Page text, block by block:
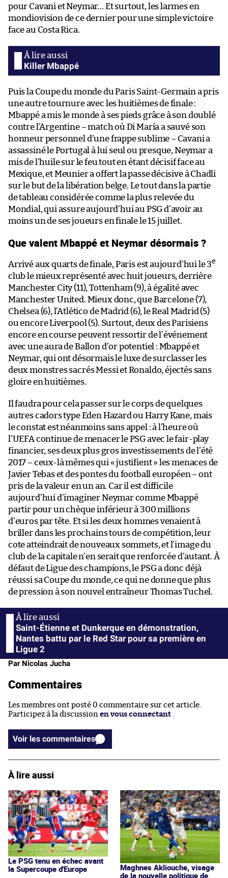
pour Cavani et Neymar… Et surtout, les larmes en
mondiovision de ce dernier pour une simple victoire
face au Costa Rica.
Killer Mbappé
Puis la Coupe du monde du Paris Saint-Germain a pris
une autre tournure avec les huitièmes de finale :
Mbappé a mis le monde à ses pieds grâce à son doublé
contre l’Argentine – match où Di María a sauvé son
honneur personnel d’une frappe sublime – Cavani a
assassiné le Portugal à lui seul ou presque, Neymar a
mis de l’huile sur le feu tout en étant décisif face au
Mexique, et Meunier a offert la passe décisive à Chadli
sur le but de la libération belge. Le tout dans la partie
de tableau considérée comme la plus relevée du
Mondial, qui assure aujourd’hui au PSG d’avoir au
moins un de ses joueurs en finale le 15 juillet.
Que valent Mbappé et Neymar désormais ?
Arrivé aux quarts de finale, Paris est aujourd’hui le 3e
club le mieux représenté avec huit joueurs, derrière
Manchester City (11), Tottenham (9), à égalité avec
Manchester United. Mieux donc, que Barcelone (7),
Chelsea (6), l’Atlético de Madrid (6), le Real Madrid (5)
ou encore Liverpool (5). Surtout, deux des Parisiens
encore en course peuvent ressortir de l’événement
avec une aura de Ballon d’or potentiel : Mbappé et
Neymar, qui ont désormais le luxe de surclasser les
deux monstres sacrés Messi et Ronaldo, éjectés sans
gloire en huitièmes.
Il faudra pour cela passer sur le corps de quelques
autres cadors type Eden Hazard ou Harry Kane, mais
le constat est néanmoins sans appel : à l’heure où
l’UEFA continue de menacer le PSG avec le fair-play
financier, ses deux plus gros investissements de l’été
2017 – ceux-là mêmes qui « justifient » les menaces de
Javier Tebas et des pontes du football européen – ont
pris de la valeur en un an. Car il est difficile
aujourd’hui d’imaginer Neymar comme Mbappé
partir pour un chèque inférieur à 300 millions
d’euros par tête. Et si les deux hommes venaient à
briller dans les prochains tours de compétition, leur
cote atteindrait de nouveaux sommets, et l’image du
club de la capitale n’en serait que renforcée d’autant. À
défaut de Ligue des champions, le PSG a donc déjà
réussi sa Coupe du monde, ce qui ne donne que plus
de pression à son nouvel entraîneur Thomas Tuchel.
Saint-Étienne et Dunkerque en démonstration,
Nantes battu par le Red Star pour sa première en
Ligue 2
Par Nicolas Jucha
Commentaires
Les membres ont posté 0 commentaire sur cet article.
Participez à la discussion en vous connectant .
Voir les commentaires
À lire aussi
Le PSG tenu en échec avant
la Supercoupe d'Europe
Maghnes Akliouche, visage
de la nouvelle politique de